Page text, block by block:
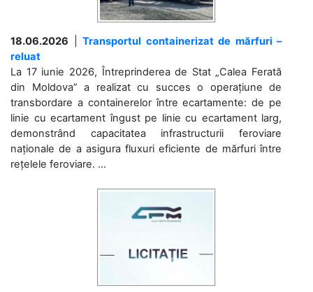
18.06.2026
Transportul containerizat de mărfuri –
reluat
La 17 iunie 2026, Întreprinderea de Stat „Calea Ferată
din Moldova” a realizat cu succes o operațiune de
transbordare a containerelor între ecartamente: de pe
linie cu ecartament îngust pe linie cu ecartament larg,
demonstrând capacitatea infrastructurii feroviare
naționale de a asigura fluxuri eficiente de mărfuri între
rețelele feroviare. ...